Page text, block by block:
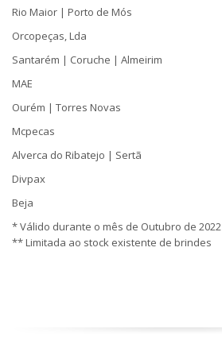
Rio Maior | Porto de Mós
Orcopeças, Lda
Santarém | Coruche | Almeirim
MAE
Ourém | Torres Novas
Mcpecas
Alverca do Ribatejo | Sertã
Divpax
Beja
* Válido durante o mês de Outubro de 2022
** Limitada ao stock existente de brindes